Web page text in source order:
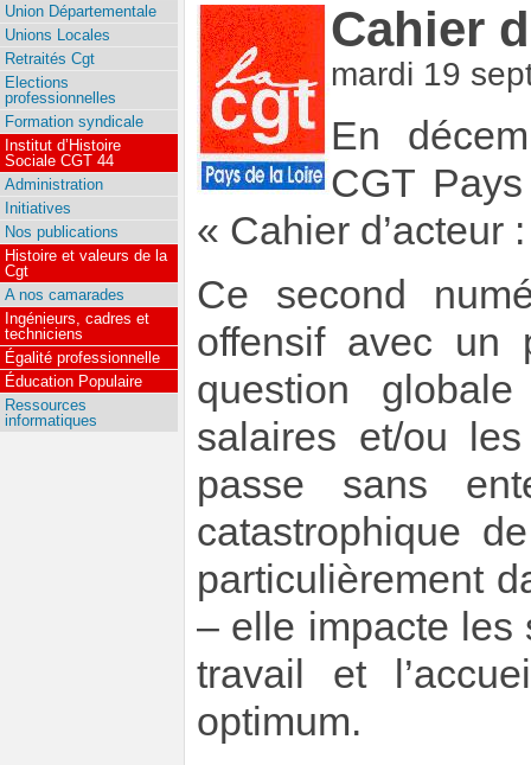
Cahier
mardi 19
En
CGT
« Cahier d’acteur
Ce second
offensif avec un
question
salaires et/ou
passe sans
catastrophique
particulièrement
– elle impacte les
travail et
optimum.
Union Départementale
Unions Locales
Retraités Cgt
Elections
professionnelles
Formation syndicale
Institut d’Histoire
Sociale CGT 44
Administration
Initiatives
Nos publications
Histoire et valeurs de la
Cgt
A nos camarades
Ingénieurs, cadres et
techniciens
Égalité professionnelle
Éducation Populaire
Ressources
informatiques